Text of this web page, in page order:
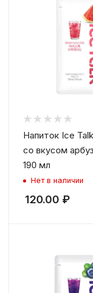
Напиток Ice
со вкусом
190 мл
Нет в наличии
120.00 ₽